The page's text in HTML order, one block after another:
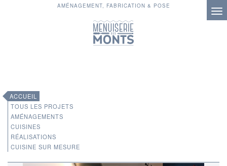
AMÉNAGEMENT, FABRICATION & POSE
ACCUEIL
TOUS LES PROJETS
AMÉNAGEMENTS
CUISINES
RÉALISATIONS
CUISINE SUR MESURE